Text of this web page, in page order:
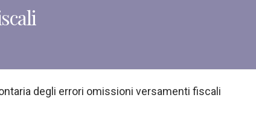
degli errori omissioni versamenti fiscali